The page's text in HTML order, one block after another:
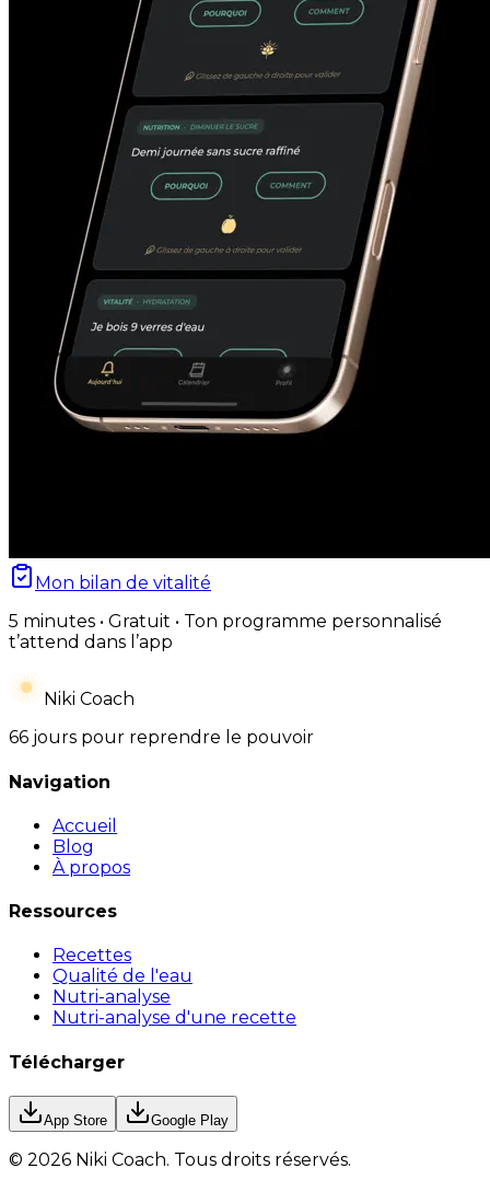
Mon bilan de vitalité
5 minutes • Gratuit • Ton programme personnalisé
t’attend dans l’app
Niki Coach
66 jours pour reprendre le pouvoir
Navigation
Accueil
Blog
À propos
Ressources
Recettes
Qualité de l'eau
Nutri-analyse
Nutri-analyse d'une recette
Télécharger
App Store Google Play
© 2026 Niki Coach. Tous droits réservés.